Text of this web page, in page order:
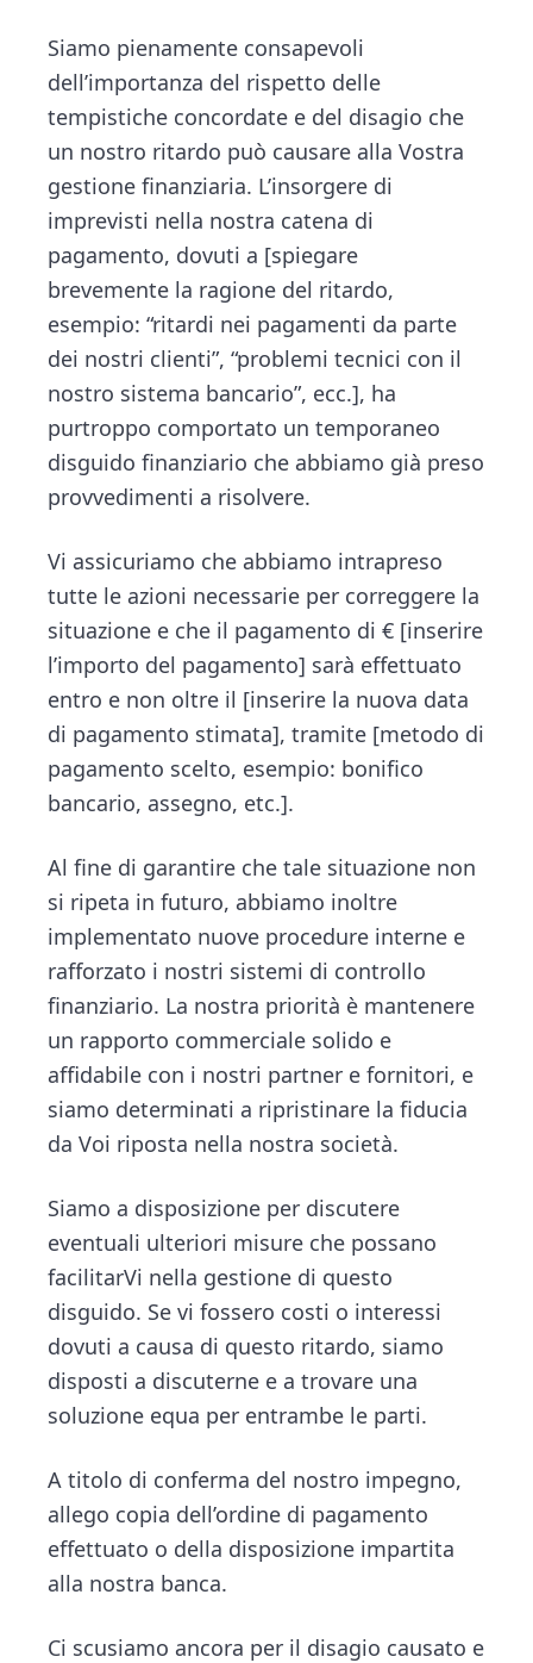
Siamo pienamente consapevoli
dell’importanza del rispetto delle
tempistiche concordate e del disagio che
un nostro ritardo può causare alla Vostra
gestione finanziaria. L’insorgere di
imprevisti nella nostra catena di
pagamento, dovuti a [spiegare
brevemente la ragione del ritardo,
esempio: “ritardi nei pagamenti da parte
dei nostri clienti”, “problemi tecnici con il
nostro sistema bancario”, ecc.], ha
purtroppo comportato un temporaneo
disguido finanziario che abbiamo già preso
provvedimenti a risolvere.
Vi assicuriamo che abbiamo intrapreso
tutte le azioni necessarie per correggere la
situazione e che il pagamento di € [inserire
l’importo del pagamento] sarà effettuato
entro e non oltre il [inserire la nuova data
di pagamento stimata], tramite [metodo di
pagamento scelto, esempio: bonifico
bancario, assegno, etc.].
Al fine di garantire che tale situazione non
si ripeta in futuro, abbiamo inoltre
implementato nuove procedure interne e
rafforzato i nostri sistemi di controllo
finanziario. La nostra priorità è mantenere
un rapporto commerciale solido e
affidabile con i nostri partner e fornitori, e
siamo determinati a ripristinare la fiducia
da Voi riposta nella nostra società.
Siamo a disposizione per discutere
eventuali ulteriori misure che possano
facilitarVi nella gestione di questo
disguido. Se vi fossero costi o interessi
dovuti a causa di questo ritardo, siamo
disposti a discuterne e a trovare una
soluzione equa per entrambe le parti.
A titolo di conferma del nostro impegno,
allego copia dell’ordine di pagamento
effettuato o della disposizione impartita
alla nostra banca.
Ci scusiamo ancora per il disagio causato e